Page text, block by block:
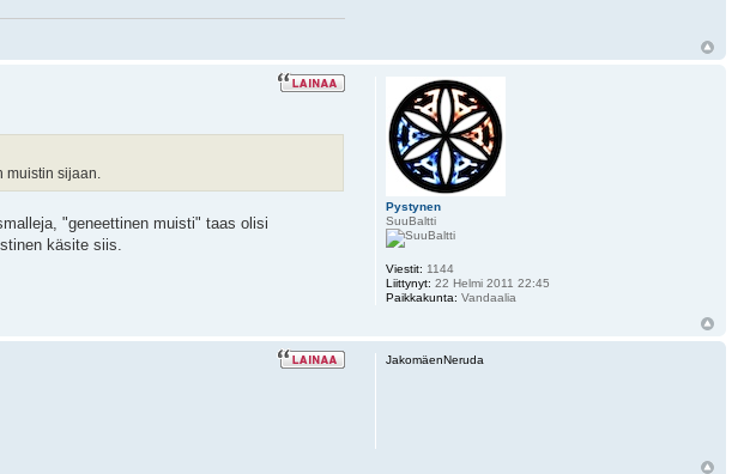
muistin sijaan.
"geneettinen muisti" taas olisi
käsite siis.
Pystynen
SuuBaltti
Viestit: 1144
Liittynyt: 22 Helmi 2011 22:45
Paikkakunta: Vandaalia
JakomäenNeruda